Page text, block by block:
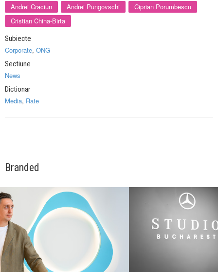
Andrei Craciun Andrei Pungovschi
Ciprian Porumbescu
Cristian China-Birta
Subiecte
Corporate, ONG
Sectiune
News
Dictionar
Media, Rate
Branded